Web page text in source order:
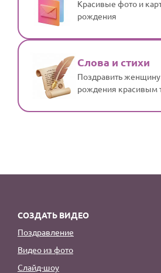
Красивые фото и
рождения
Слова и стихи
Поздравить
рождения красивым
СОЗДАТЬ ВИДЕО
Поздравление
Видео из фото
Слайд-шоу